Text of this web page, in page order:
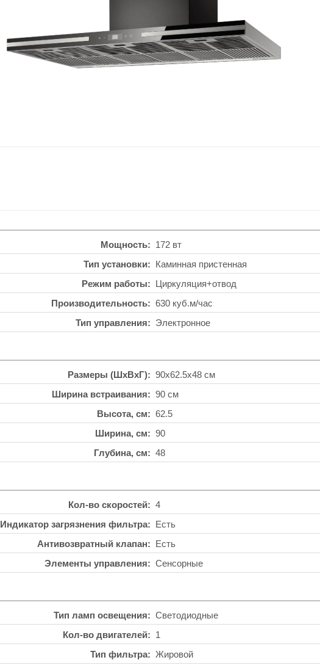
Мощность
172 вт
Тип установки
Каминная пристенная
Режим работы
Циркуляция+отвод
Производительность
630 куб.м/час
Тип управления
Электронное
Размеры (ШхВхГ)
90x62.5x48 см
Ширина встраивания
90 см
Высота, см
62.5
Ширина, см
90
Глубина, см
48
Кол-во скоростей
4
Индикатор загрязнения фильтра
Есть
Антивозвратный клапан
Есть
Элементы управления
Сенсорные
Тип ламп освещения
Светодиодные
Кол-во двигателей
1
Тип фильтра
Жировой